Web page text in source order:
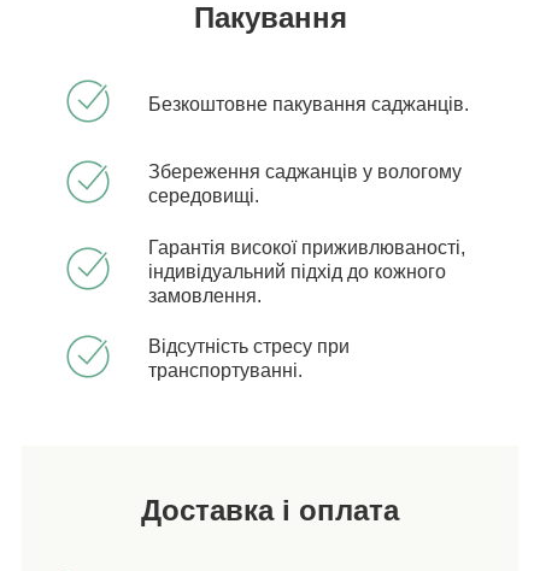
Пакування
Безкоштовне пакування саджанців.
Збереження саджанців у вологому
середовищі.
Гарантія високої приживлюваності,
індивідуальний підхід до кожного
замовлення.
Відсутність стресу при
транспортуванні.
Доставка і оплата